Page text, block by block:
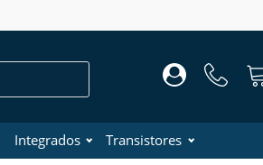
Integrados Transistores